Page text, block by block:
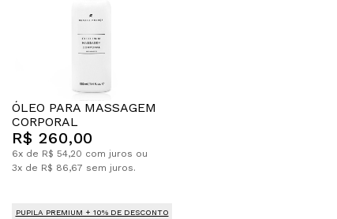
ÓLEO PARA MASSAGEM
CORPORAL
R$ 260,00
6x de R$ 54,20 com juros ou
3x de R$ 86,67 sem juros.
PUPILA PREMIUM + 10% DE DESCONTO